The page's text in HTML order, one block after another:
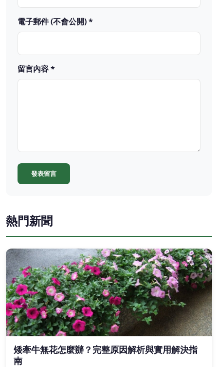
電子郵件 (不會公開) *
留言內容 *
發表留言
熱門新聞
矮牽牛無花怎麼辦？完整原因解析與實用解決指
南